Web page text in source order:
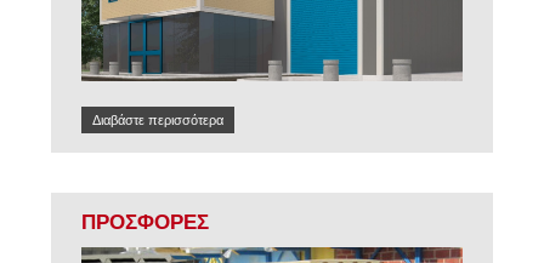
Διαβάστε περισσότερα
ΠΡΟΣΦΟΡΕΣ